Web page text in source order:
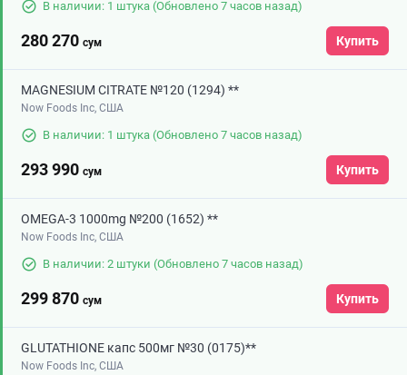
В наличии: 1 штука (Обновлено 7 часов назад)
280 270 сум Купить
MAGNESIUM CITRATE №120 (1294) **
Now Foods Inc, США
В наличии: 1 штука (Обновлено 7 часов назад)
293 990 сум Купить
OMEGA-3 1000mg №200 (1652) **
Now Foods Inc, США
В наличии: 2 штуки (Обновлено 7 часов назад)
299 870 сум Купить
GLUTATHIONE капс 500мг №30 (0175)**
Now Foods Inc, США